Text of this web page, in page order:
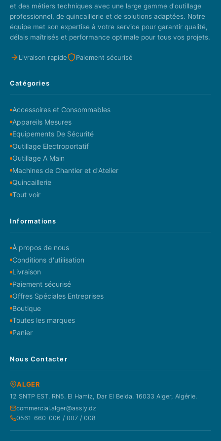
et des métiers techniques avec une large gamme d'outillage
professionnel, de quincaillerie et de solutions adaptées. Notre
équipe met son expertise à votre service pour garantir qualité,
délais maîtrisés et performance optimale pour tous vos projets.
Livraison rapide Paiement sécurisé
Catégories
Accessoires et Consommables
Appareils Mesures
Equipements De Sécurité
Outillage Electroportatif
Outillage A Main
Machines de Chantier et d'Atelier
Quincaillerie
Tout voir
Informations
À propos de nous
Conditions d'utilisation
Livraison
Paiement sécurisé
Offres Spéciales Entreprises
Boutique
Toutes les marques
Panier
Nous Contacter
ALGER
12 SNTP EST. RN5. El Hamiz, Dar El Beida. 16033 Alger, Algérie.
commercial.alger@assly.dz
0561-660-006 / 007 / 008